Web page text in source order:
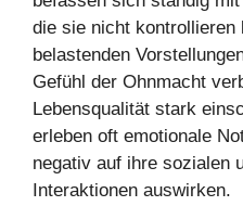
die sie nicht kontrollieren
belastenden
Gefühl der Ohnmacht
Lebensqualität stark
erleben oft emotionale
negativ auf ihre sozialen
Interaktionen auswirken.